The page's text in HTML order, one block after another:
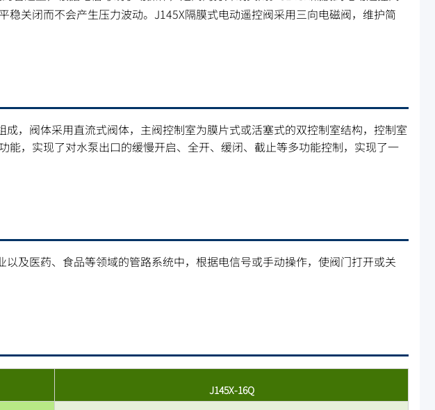
稳关闭而不会产生压力波动。J145X隔膜式电动遥控阀采用三向电磁阀，维护简
，阀体采用直流式阀体，主阀控制室为膜片式或活塞式的双控制室结构，控制室
能，实现了对水泵出口的缓慢开启、全开、缓闭、截止等多功能控制，实现了一
及医药、食品等领域的管路系统中，根据电信号或手动操作，使阀门打开或关
J145X-16Q